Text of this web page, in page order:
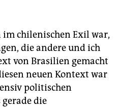
im chilenischen Exil war,
die andere und ich
von Brasilien gemacht
neuen Kontext war
politischen
die